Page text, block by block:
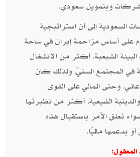
شركات وبتمويل سعودي.
السعودية إلى أن استراتيجية
على أساس مزاحمة إيران في ساحة
الشيعية، أكثر من الانشغال
في المجتمع السنيّ، ولذلك كان
وحتى المالي على القوى
الشيعية، أكثر من نظيرتها
تعلق الأمر باستقبال هذه
بدعمها ماليًا.